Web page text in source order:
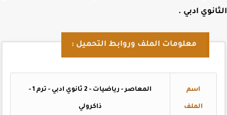
ادبي.
معلومات الملف وروابط التحميل :
اسم
الملف
المعاصر - رياضيات - 2 ثانوي ادبي - ترم 1 -
ذاكرولي